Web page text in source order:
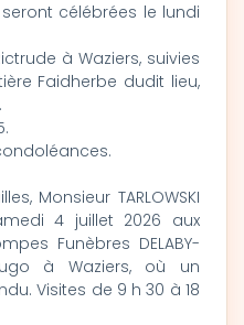
célébrées le lundi
à Waziers, suivies
Faidherbe dudit lieu,
Monsieur TARLOWSKI
4 juillet 2026 aux
Funèbres DELABY-
à Waziers, où un
Visites de 9 h 30 à 18